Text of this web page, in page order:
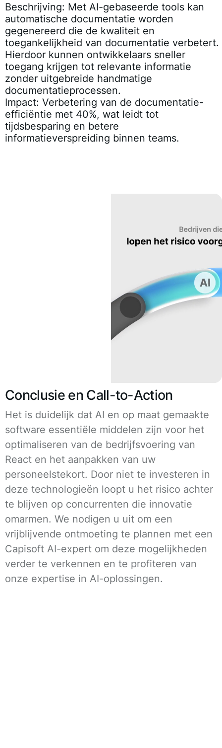
Beschrijving: Met AI-gebaseerde tools kan
automatische documentatie worden
gegenereerd die de kwaliteit en
toegankelijkheid van documentatie verbetert.
Hierdoor kunnen ontwikkelaars sneller
toegang krijgen tot relevante informatie
zonder uitgebreide handmatige
documentatieprocessen.
Impact: Verbetering van de documentatie-
efficiëntie met 40%, wat leidt tot
tijdsbesparing en betere
informatieverspreiding binnen teams.
Conclusie en Call-to-Action
Het is duidelijk dat AI en op maat gemaakte
software essentiële middelen zijn voor het
optimaliseren van de bedrijfsvoering van
React en het aanpakken van uw
personeelstekort. Door niet te investeren in
deze technologieën loopt u het risico achter
te blijven op concurrenten die innovatie
omarmen. We nodigen u uit om een
vrijblijvende ontmoeting te plannen met een
Capisoft AI-expert om deze mogelijkheden
verder te verkennen en te profiteren van
onze expertise in AI-oplossingen.